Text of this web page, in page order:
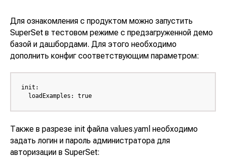
Для ознакомления с продуктом можно запустить
SuperSet в тестовом режиме с предзагруженной демо
базой и дашбордами. Для этого необходимо
дополнить конфиг соответствующим параметром:
init:
  loadExamples: true
Также в разрезе init файла values.yaml необходимо
задать логин и пароль администратора для
авторизации в SuperSet:
Контакты
для розницы
Ласмарт. Аналитика
для дистрибьютеров
Автодокументация
8 800 350 06 58
info@lasmart.ru
Горячая линия
© ООО "Ласмарт", 2025
Политика
конфиденциальности